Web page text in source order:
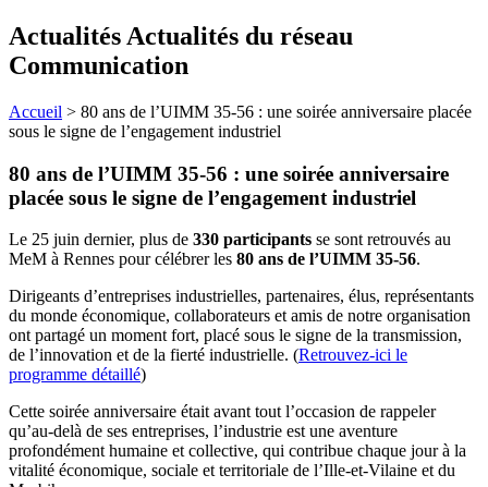
Actualités Actualités du réseau
Communication
Accueil > 80 ans de l’UIMM 35-56 : une soirée anniversaire placée
sous le signe de l’engagement industriel
80 ans de l’UIMM 35-56 : une soirée anniversaire
placée sous le signe de l’engagement industriel
Le 25 juin dernier, plus de 330 participants se sont retrouvés au
MeM à Rennes pour célébrer les 80 ans de l’UIMM 35-56.
Dirigeants d’entreprises industrielles, partenaires, élus, représentants
du monde économique, collaborateurs et amis de notre organisation
ont partagé un moment fort, placé sous le signe de la transmission,
de l’innovation et de la fierté industrielle. (Retrouvez-ici le
programme détaillé)
Cette soirée anniversaire était avant tout l’occasion de rappeler
qu’au-delà de ses entreprises, l’industrie est une aventure
profondément humaine et collective, qui contribue chaque jour à la
vitalité économique, sociale et territoriale de l’Ille-et-Vilaine et du